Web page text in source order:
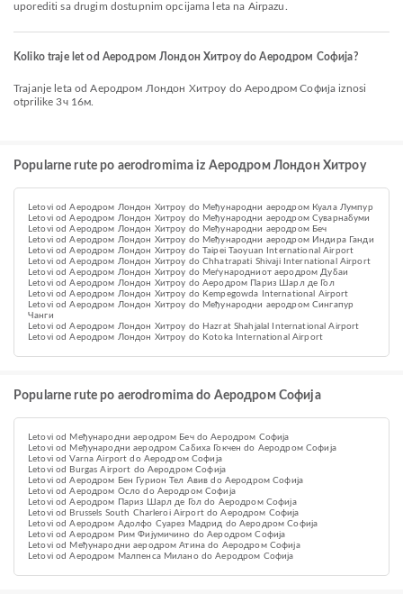
uporediti sa drugim dostupnim opcijama leta na Airpazu.
Koliko traje let od Аеродром Лондон Хитроу do Аеродром Софија?
Trajanje leta od Аеродром Лондон Хитроу do Аеродром Софија iznosi
otprilike 3ч 16м.
Popularne rute po aerodromima iz Аеродром Лондон Хитроу
Letovi od Аеродром Лондон Хитроу do Међународни аеродром Куала Лумпур
Letovi od Аеродром Лондон Хитроу do Међународни аеродром Суварнабуми
Letovi od Аеродром Лондон Хитроу do Међународни аеродром Беч
Letovi od Аеродром Лондон Хитроу do Међународни аеродром Индира Ганди
Letovi od Аеродром Лондон Хитроу do Taipei Taoyuan International Airport
Letovi od Аеродром Лондон Хитроу do Chhatrapati Shivaji International Airport
Letovi od Аеродром Лондон Хитроу do Меѓународниот аеродром Дубаи
Letovi od Аеродром Лондон Хитроу do Aеродром Париз Шарл де Гол
Letovi od Аеродром Лондон Хитроу do Kempegowda International Airport
Letovi od Аеродром Лондон Хитроу do Међународни аеродром Сингапур
Чанги
Letovi od Аеродром Лондон Хитроу do Hazrat Shahjalal International Airport
Letovi od Аеродром Лондон Хитроу do Kotoka International Airport
Popularne rute po aerodromima do Аеродром Софија
Letovi od Међународни аеродром Беч do Аеродром Софија
Letovi od Међународни аеродром Сабиха Гокчен do Аеродром Софија
Letovi od Varna Airport do Аеродром Софија
Letovi od Burgas Airport do Аеродром Софија
Letovi od Аеродром Бен Гурион Тел Авив do Аеродром Софија
Letovi od Aеродром Осло do Аеродром Софија
Letovi od Aеродром Париз Шарл де Гол do Аеродром Софија
Letovi od Brussels South Charleroi Airport do Аеродром Софија
Letovi od Аеродром Адолфо Суарез Мадрид do Аеродром Софија
Letovi od Аеродром Рим Фијумичино do Аеродром Софија
Letovi od Међународни аеродром Атина do Аеродром Софија
Letovi od Аеродром Малпенса Милано do Аеродром Софија